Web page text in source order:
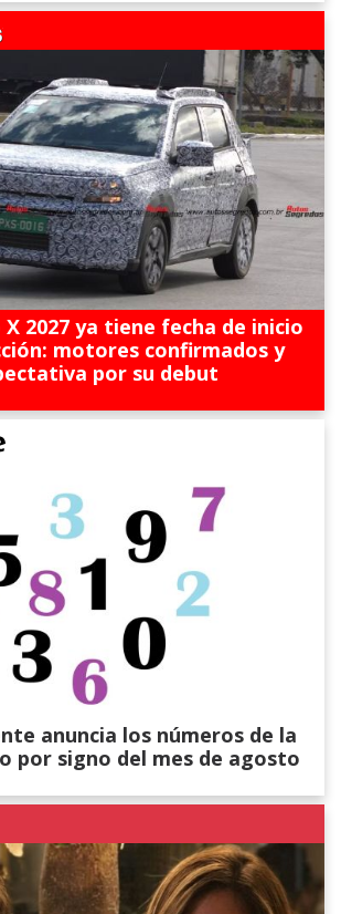
2027 ya tiene fecha de inicio
motores confirmados y
por su debut
anuncia los números de la
por signo del mes de agosto